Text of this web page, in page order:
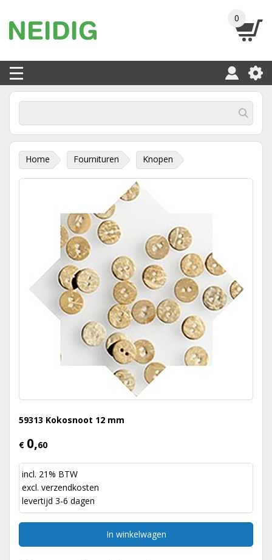
0
Home Fournituren Knopen
59313 Kokosnoot 12 mm
€ 0,60
incl. 21% BTW
excl. verzendkosten
levertijd 3-6 dagen
In winkelwagen